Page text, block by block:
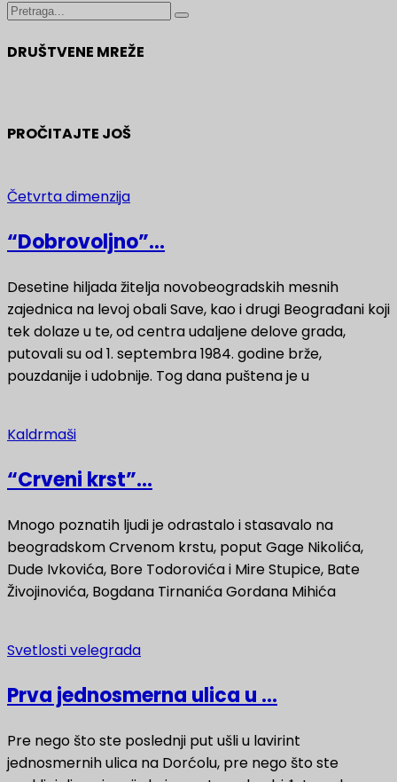
DRUŠTVENE MREŽE
PROČITAJTE JOŠ
Četvrta dimenzija
“Dobrovoljno”...
Desetine hiljada žitelja novobeogradskih mesnih
zajednica na levoj obali Save, kao i drugi Beograđani koji
tek dolaze u te, od centra udaljene delove grada,
putovali su od 1. septembra 1984. godine brže,
pouzdanije i udobnije. Tog dana puštena je u
Kaldrmaši
“Crveni krst”...
Mnogo poznatih ljudi je odrastalo i stasavalo na
beogradskom Crvenom krstu, poput Gage Nikolića,
Dude Ivkovića, Bore Todorovića i Mire Stupice, Bate
Živojinovića, Bogdana Tirnanića Gordana Mihića
Svetlosti velegrada
Prva jednosmerna ulica u ...
Pre nego što ste poslednji put ušli u lavirint
jednosmernih ulica na Dorćolu, pre nego što ste